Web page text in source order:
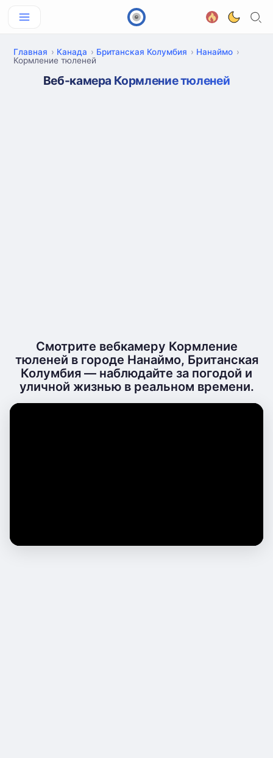
Главная Канада Британская Колумбия
Нанаймо
Кормление тюленей
Веб-камера Кормление тюленей
Смотрите вебкамеру Кормление
тюленей в городе Нанаймо, Британская
Колумбия — наблюдайте за погодой и
уличной жизнью в реальном времени.